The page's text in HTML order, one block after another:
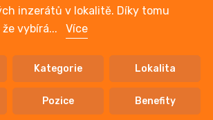
inzerátů v lokalitě. Díky tomu
vybírá... Více
Kategorie Lokalita
Pozice Benefity